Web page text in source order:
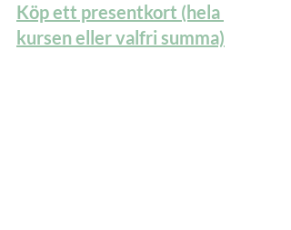
Köp ett presentkort (hela
kursen eller valfri summa)